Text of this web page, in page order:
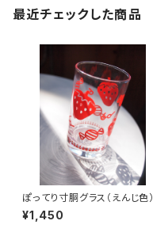
最近チェックした商品
ぽってり寸胴グラス（えんじ色）
¥1,450